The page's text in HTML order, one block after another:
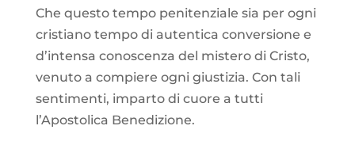
Che questo tempo penitenziale sia per ogni
cristiano tempo di autentica conversione e
d’intensa conoscenza del mistero di Cristo,
venuto a compiere ogni giustizia. Con tali
sentimenti, imparto di cuore a tutti
l’Apostolica Benedizione.